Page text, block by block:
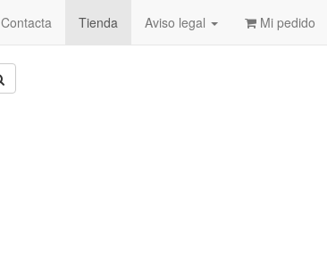
Contacta Tienda Aviso legal Mi pedido